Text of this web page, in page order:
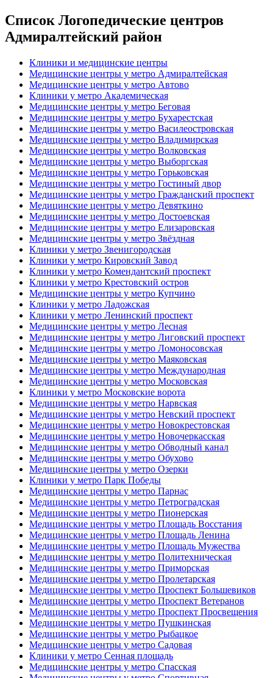
Список Логопедические центров
Адмиралтейский район
Клиники и медицинские центры
Медицинские центры у метро Адмиралтейская
Медицинские центры у метро Автово
Клиники у метро Академическая
Медицинские центры у метро Беговая
Медицинские центры у метро Бухарестская
Медицинские центры у метро Василеостровская
Медицинские центры у метро Владимирская
Медицинские центры у метро Волковская
Медицинские центры у метро Выборгская
Медицинские центры у метро Горьковская
Медицинские центры у метро Гостиный двор
Медицинские центры у метро Гражданский проспект
Медицинские центры у метро Девяткино
Медицинские центры у метро Достоевская
Медицинские центры у метро Елизаровская
Медицинские центры у метро Звёздная
Клиники у метро Звенигородская
Клиники у метро Кировский Завод
Клиники у метро Комендантский проспект
Клиники у метро Крестовский остров
Медицинские центры у метро Купчино
Клиники у метро Ладожская
Клиники у метро Ленинский проспект
Медицинские центры у метро Лесная
Медицинские центры у метро Лиговский проспект
Медицинские центры у метро Ломоносовская
Медицинские центры у метро Маяковская
Медицинские центры у метро Международная
Медицинские центры у метро Московская
Клиники у метро Московские ворота
Медицинские центры у метро Нарвская
Медицинские центры у метро Невский проспект
Медицинские центры у метро Новокрестовская
Медицинские центры у метро Новочеркасская
Медицинские центры у метро Обводный канал
Медицинские центры у метро Обухово
Медицинские центры у метро Озерки
Клиники у метро Парк Победы
Медицинские центры у метро Парнас
Медицинские центры у метро Петроградская
Медицинские центры у метро Пионерская
Медицинские центры у метро Площадь Восстания
Медицинские центры у метро Площадь Ленина
Медицинские центры у метро Площадь Мужества
Медицинские центры у метро Политехническая
Медицинские центры у метро Приморская
Медицинские центры у метро Пролетарская
Медицинские центры у метро Проспект Большевиков
Медицинские центры у метро Проспект Ветеранов
Медицинские центры у метро Проспект Просвещения
Медицинские центры у метро Пушкинская
Медицинские центры у метро Рыбацкое
Медицинские центры у метро Садовая
Клиники у метро Сенная площадь
Медицинские центры у метро Спасская